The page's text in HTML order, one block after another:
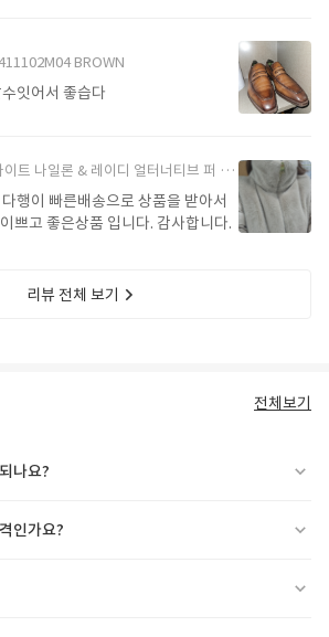
BROWN
잇어서 좋습다
이디 얼터너티브 퍼 케이프 PI002017D 12017Z 1985Chatilly Beige
행이 빠른배송으로 상품을 받아서
쁘고 좋은상품 입니다. 감사합니다.
리뷰 전체 보기
전체보기
나요?
인가요?